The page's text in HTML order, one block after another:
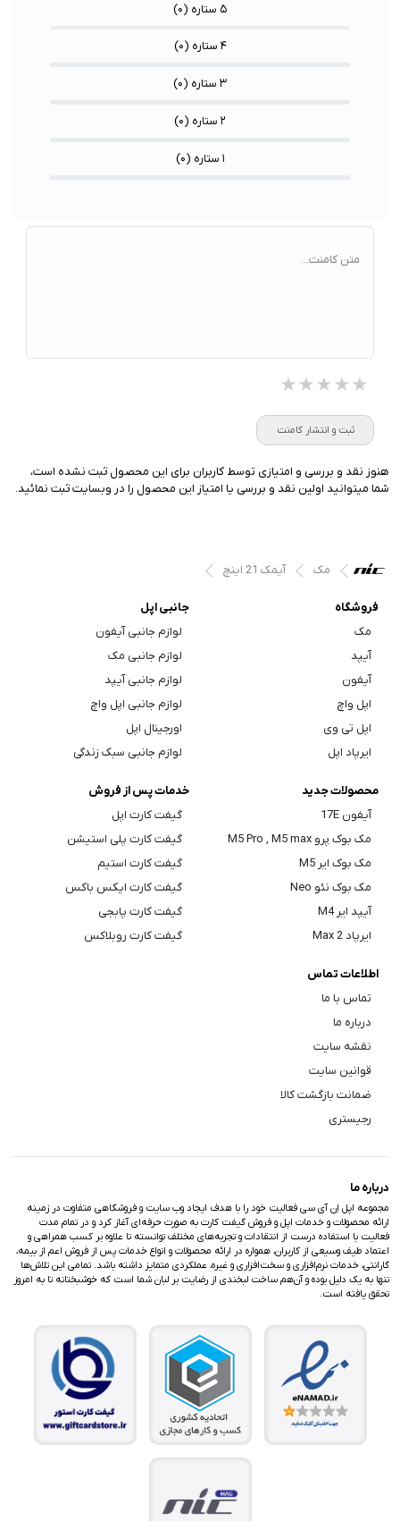
۵ ستاره ( ۰)
۴ ستاره ( ۰)
۳ ستاره ( ۰)
۲ ستاره ( ۰)
۱ ستاره ( ۰)
متن کامنت...
★★★★★
★★★★★
★★★★★
ثبت و انتشار کامنت
هنوز نقد و بررسی و امتیازی توسط کاربران برای این محصول ثبت نشده است،
شما میتوانید اولین نقد و بررسی یا امتیاز این محصول را در وبسایت ثبت نمائید.
مک آیمک 21 اینچ
فروشگاه
مک
آیپد
آیفون
اپل واچ
اپل تی وی
ایرپاد اپل
جانبی اپل
لوازم جانبی آیفون
لوازم جانبی مک
لوازم جانبی آیپد
لوازم جانبی اپل واچ
اورجینال اپل
لوازم جانبی سبک زندگی
محصولات جدید
آیفون 17E
مک بوک پرو M5 Pro , M5 max
مک بوک ایر M5
مک بوک نئو Neo
آیپد ایر M4
ایرپاد Max 2
خدمات پس از فروش
گیفت کارت اپل
گیفت کارت پلی استیشن
گیفت کارت استیم
گیفت کارت ایکس باکس
گیفت کارت پابجی
گیفت کارت روبلاکس
اطلاعات تماس
تماس با ما
درباره ما
نقشه سایت
قوانین سایت
ضمانت بازگشت کالا
رجیستری
درباره ما
مجموعه اپل اِن آی سی فعالیت خود را با هدف ایجاد وب سایت و فروشگاهی متفاوت در زمینه
ارائه محصولات و خدمات اپل و فروش گیفت کارت به صورت حرفه‌ای آغاز کرد و در تمام مدت
فعالیت با استفاده درست از انتقادات و تجربه‌های مختلف توانسته تا علاوه بر کسب همراهی و
اعتماد طیف وسیعی از کاربران، همواره در ارائه محصولات و انواع خدمات پس از فروش اعم از بیمه،
گارانتی، خدمات نرم‌افزاری و سخت‌افزاری و غیره، عملکردی متمایز داشته باشد. تمامی این تلاش‌ها
تنها به یک دلیل بوده و آن‌هم ساخت لبخندی از رضایت بر لبان شما است که خوشبختانه تا به امروز
تحقق یافته است.